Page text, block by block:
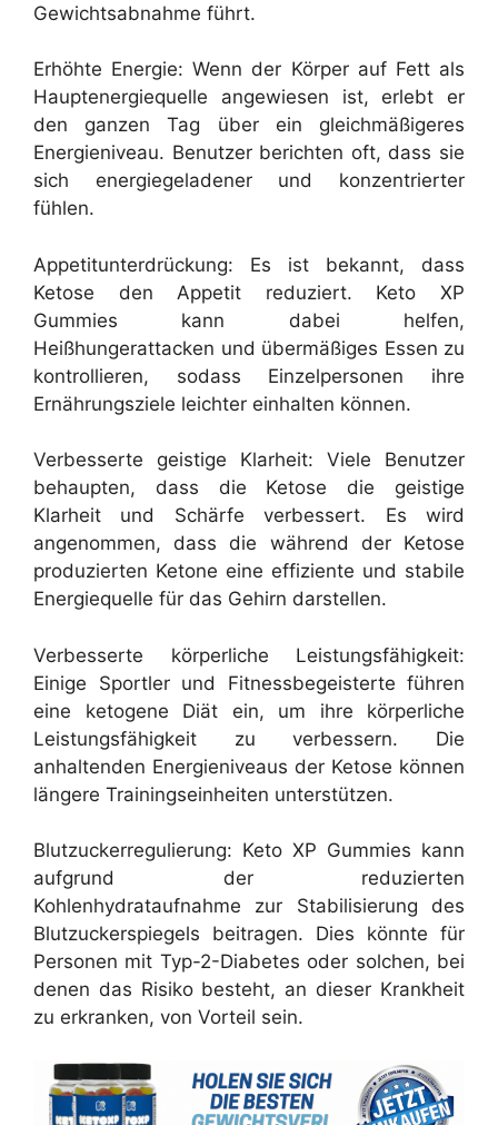
Gewichtsabnahme führt.
Erhöhte Energie: Wenn der Körper auf Fett als
Hauptenergiequelle angewiesen ist, erlebt er
den ganzen Tag über ein gleichmäßigeres
Energieniveau. Benutzer berichten oft, dass sie
sich energiegeladener und konzentrierter
fühlen.
Appetitunterdrückung: Es ist bekannt, dass
Ketose den Appetit reduziert. Keto XP
Gummies kann dabei helfen,
Heißhungerattacken und übermäßiges Essen zu
kontrollieren, sodass Einzelpersonen ihre
Ernährungsziele leichter einhalten können.
Verbesserte geistige Klarheit: Viele Benutzer
behaupten, dass die Ketose die geistige
Klarheit und Schärfe verbessert. Es wird
angenommen, dass die während der Ketose
produzierten Ketone eine effiziente und stabile
Energiequelle für das Gehirn darstellen.
Verbesserte körperliche Leistungsfähigkeit:
Einige Sportler und Fitnessbegeisterte führen
eine ketogene Diät ein, um ihre körperliche
Leistungsfähigkeit zu verbessern. Die
anhaltenden Energieniveaus der Ketose können
längere Trainingseinheiten unterstützen.
Blutzuckerregulierung: Keto XP Gummies kann
aufgrund der reduzierten
Kohlenhydrataufnahme zur Stabilisierung des
Blutzuckerspiegels beitragen. Dies könnte für
Personen mit Typ-2-Diabetes oder solchen, bei
denen das Risiko besteht, an dieser Krankheit
zu erkranken, von Vorteil sein.